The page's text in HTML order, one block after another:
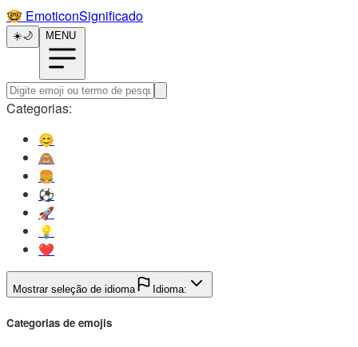
🤓️ EmoticonSignificado
☀️🌙 MENU
Categorias:
😊️
🙈️
🍔️
⚽️
🚀️
💡️
❤️
Mostrar seleção de idioma Idioma:
Categorias de emojis